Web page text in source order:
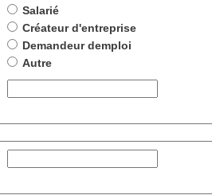
Salarié
Créateur d'entreprise
Demandeur demploi
Autre